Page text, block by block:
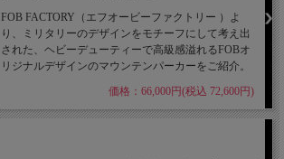
FOB FACTORY（エフオービーファクトリー ）よ
り、ミリタリーのデザインをモチーフにして考え出
された、ヘビーデューティーで高級感溢れるFOBオ
リジナルデザインのマウンテンパーカーをご紹介。
価格：66,000円(税込 72,600円)